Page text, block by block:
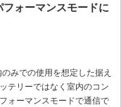
ォーマンスモードに
みでの使用を想定した据え
テリーではなく室内のコン
ォーマンスモードで通信で